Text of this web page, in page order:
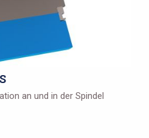
an und in der Spindel